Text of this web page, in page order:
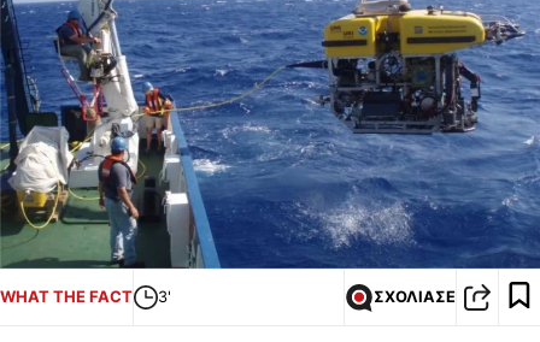
WHAT THE FACT 3' ΣΧΟΛΙΑΣΕ